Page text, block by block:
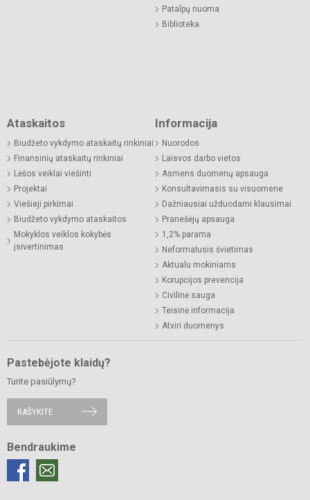
Patalpų nuoma
Biblioteka
Ataskaitos
Biudžeto vykdymo ataskaitų rinkiniai
Finansinių ataskaitų rinkiniai
Lėšos veiklai viešinti
Projektai
Viešieji pirkimai
Biudžeto vykdymo ataskaitos
Mokyklos veiklos kokybės
įsivertinimas
Informacija
Nuorodos
Laisvos darbo vietos
Asmens duomenų apsauga
Konsultavimasis su visuomene
Dažniausiai užduodami klausimai
Pranešėjų apsauga
1,2% parama
Neformalusis švietimas
Aktualu mokiniams
Korupcijos prevencija
Civilinė sauga
Teisinė informacija
Atviri duomenys
Pastebėjote klaidų?
Turite pasiūlymų?
RAŠYKITE
Bendraukime